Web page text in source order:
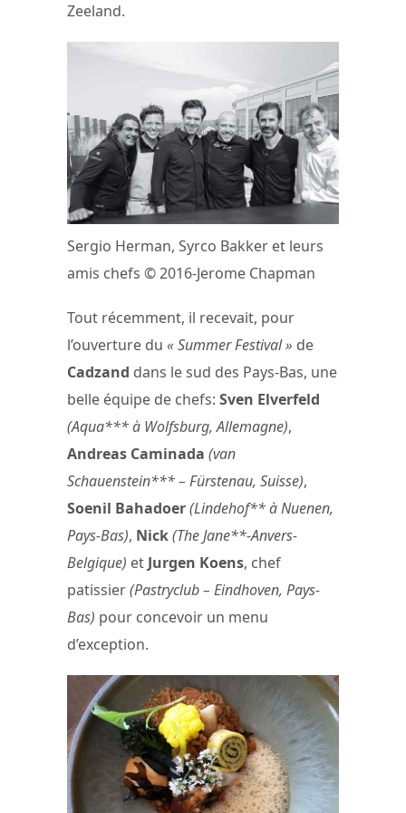
Zeeland.
Sergio Herman, Syrco Bakker et leurs
amis chefs © 2016-Jerome Chapman
Tout récemment, il recevait, pour
l’ouverture du « Summer Festival » de
Cadzand dans le sud des Pays-Bas, une
belle équipe de chefs: Sven Elverfeld
(Aqua*** à Wolfsburg, Allemagne),
Andreas Caminada (van
Schauenstein*** – Fürstenau, Suisse),
Soenil Bahadoer(Lindehof** à Nuenen,
Pays-Bas), Nick(The Jane**-Anvers-
Belgique) et Jurgen Koens, chef
patissier(Pastryclub – Eindhoven, Pays-
Bas) pour concevoir un menu
d’exception.